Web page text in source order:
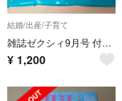
結婚/出産/子育て
雑誌ゼクシィ9月号 付録 JILL STUARTポーチ 2個セット
¥ 1,200